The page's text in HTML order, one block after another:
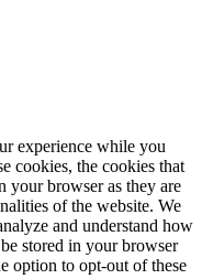
experience while you
cookies, the cookies that
your browser as they are
of the website. We
and understand how
stored in your browser
option to opt-out of these